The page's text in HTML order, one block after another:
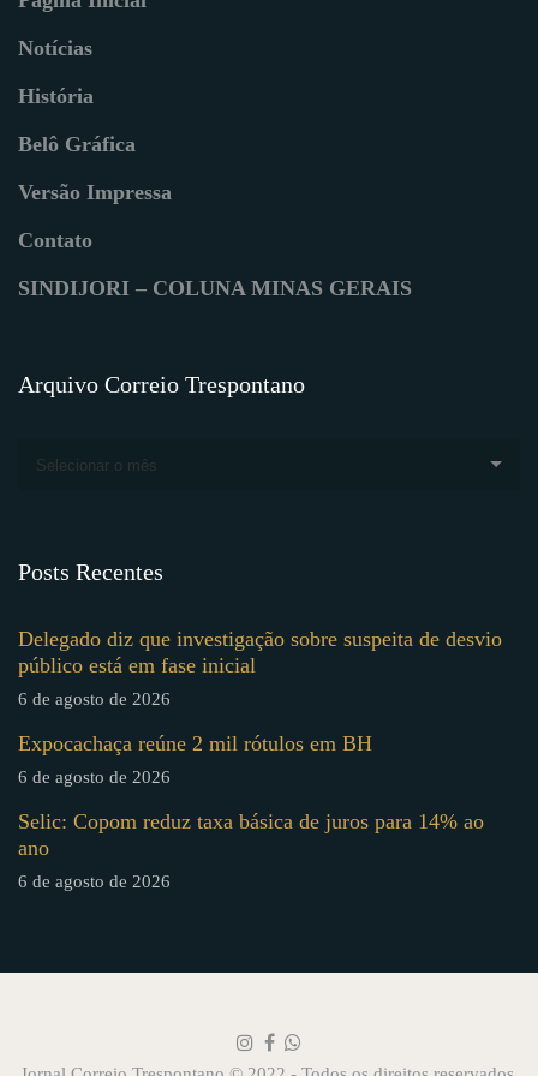
Notícias
História
Belô Gráfica
Versão Impressa
Contato
SINDIJORI – COLUNA MINAS GERAIS
Arquivo Correio Trespontano
Selecionar o mês
Posts Recentes
Delegado diz que investigação sobre suspeita de desvio
público está em fase inicial
6 de agosto de 2026
Expocachaça reúne 2 mil rótulos em BH
6 de agosto de 2026
Selic: Copom reduz taxa básica de juros para 14% ao
ano
6 de agosto de 2026